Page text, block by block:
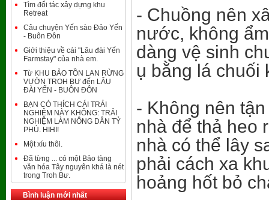
Tìm đối tác xây dựng khu
Retreat
Câu chuyện Yến sào Đảo Yến
- Buôn Đôn
Giới thiệu về cái "Lâu đài Yến
Farmstay" của nhà em.
Từ KHU BẢO TỒN LAN RỪNG
VƯỜN TROH BƯ đến LÂU
ĐÀI YẾN - BUÔN ĐÔN
BẠN CÓ THÍCH CÁI TRẢI
NGHIỆM NÀY KHÔNG: TRẢI
NGHIỆM LÀM NÔNG DÂN TỶ
PHÚ. HIHI!
Một xíu thôi.
Đã từng ... có một Bảo tàng
văn hóa Tây nguyên khá là nét
trong Troh Bư.
Bình luận mới nhất
- Chuồng nên
nước, không
dàng vệ sinh
ụ bằng lá chuối
- Không nên
nhà để thả heo
nhà có thể lây
phải cách xa
hoảng hốt bỏ